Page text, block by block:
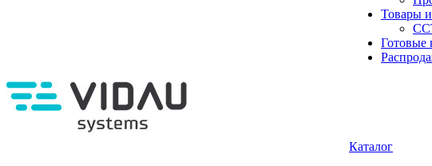
Товары
Готовые
Каталог